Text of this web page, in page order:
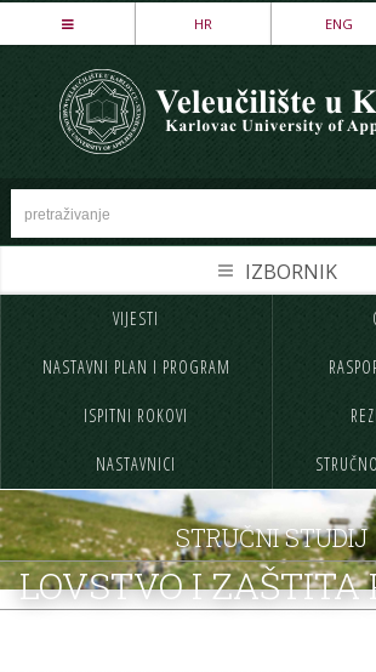
Stručni studij
LOVSTVO I ZAŠTITA PRIRODE
MEHATRONIKA
PREHRAMBENA TEHNOLOGIJA
SIGURNOST I ZAŠTITA
UGOSTITELJSTVO
Specijalistički studij
POSLOVNO UPRAVLJANJE
SIGURNOST I ZAŠTITA
STROJARSTVO
HR ENG
NASLOVNA
VELEUČILIŠTE
STUDENTI
CJELOŽIVOTNO UČENJE
NABAVA
SKUP ZRZZ
VIJESTI
NASTAVNI PLAN I PROGRAM
ISPITNI ROKOVI
NASTAVNICI
STRUČNI STUDIJ
LOVSTVO I ZAŠTITA